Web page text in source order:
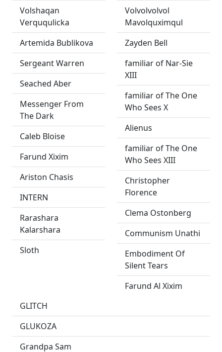
Volshaqan
Verququlicka
Artemida Bublikova
Sergeant Warren
Seached Aber
Messenger From
The Dark
Caleb Bloise
Farund Xixim
Ariston Chasis
INTERN
Rarashara
Kalarshara
Sloth
Volvolvolvol
Mavolquximqul
Zayden Bell
familiar of Nar-Sie
XIII
familiar of The One
Who Sees X
Alienus
familiar of The One
Who Sees XIII
Christopher
Florence
Clema Ostonberg
Communism Unathi
Embodiment Of
Silent Tears
Farund Al Xixim
GLITCH
GLUKOZA
Grandpa Sam